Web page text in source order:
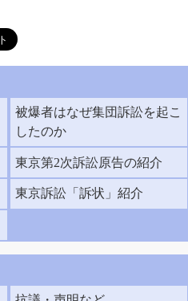
被爆者はなぜ集団訴訟を起こ
したのか
東京第2次訴訟原告の紹介
東京訴訟「訴状」紹介